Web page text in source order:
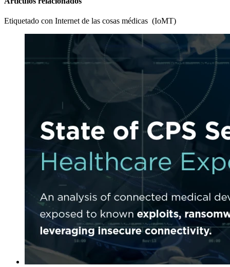
Etiquetado con Internet de las cosas médicas (IoMT)